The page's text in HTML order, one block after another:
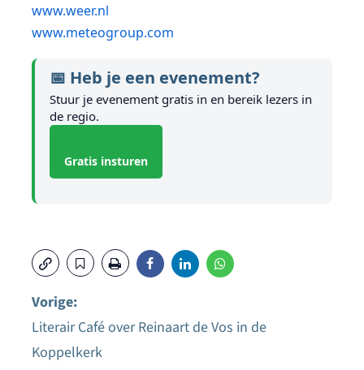
www.weer.nl
www.meteogroup.com
📅 Heb je een evenement?
Stuur je evenement gratis in en bereik lezers in
de regio.
Gratis insturen
Bericht
Vorige:
Literair Café over Reinaart de Vos in de
Koppelkerk